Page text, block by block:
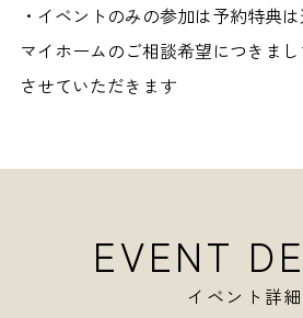
・イベントのみの参加は予約特典は
マイホームのご相談希望につきま
させていただきます
EVENT
イベント詳細